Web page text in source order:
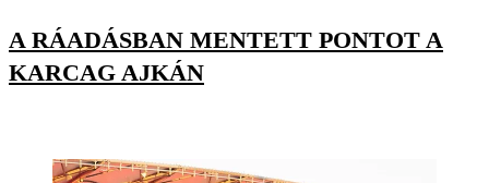
A RÁADÁSBAN MENTETT PONTOT A
KARCAG AJKÁN